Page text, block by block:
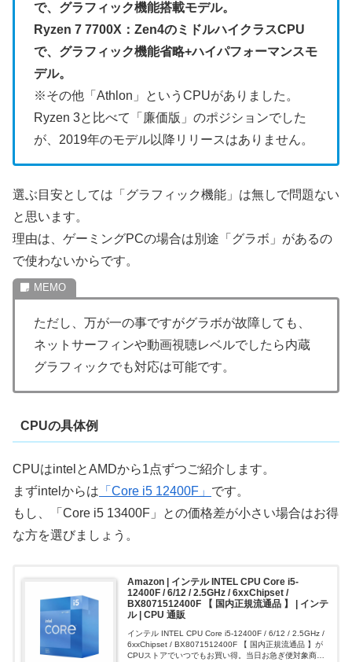
で、グラフィック機能搭載モデル。
Ryzen 7 7700X：Zen4のミドルハイクラスCPU
で、グラフィック機能省略+ハイパフォーマンスモ
デル。
※その他「Athlon」というCPUがありました。
Ryzen 3と比べて「廉価版」のポジションでした
が、2019年のモデル以降リリースはありません。
選ぶ目安としては「グラフィック機能」は無しで問題ない
と思います。
理由は、ゲーミングPCの場合は別途「グラボ」があるの
で使わないからです。
ただし、万が一の事ですがグラボが故障しても、
ネットサーフィンや動画視聴レベルでしたら内蔵
グラフィックでも対応は可能です。
CPUの具体例
CPUはintelとAMDから1点ずつご紹介します。
まずintelからは 「Core i5 12400F」 です。
もし、「Core i5 13400F」との価格差が小さい場合はお得
な方を選びましょう。
Amazon | インテル INTEL CPU Core i5-
12400F / 6/12 / 2.5GHz / 6xxChipset /
BX8071512400F 【 国内正規流通品 】 | インテ
ル | CPU 通販
インテル INTEL CPU Core i5-12400F / 6/12 / 2.5GHz /
6xxChipset / BX8071512400F 【 国内正規流通品 】が
CPUストアでいつでもお買い得。当日お急ぎ便対象商品